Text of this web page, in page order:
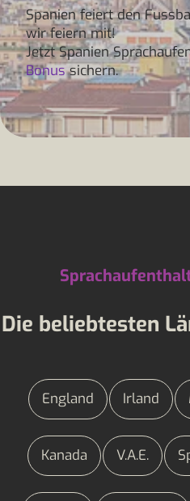
Spanien feiert den
wir feiern mit!
Jetzt Spanien
Bonussichern.
Die beliebtesten
England Irland
Kanada V.A.E.